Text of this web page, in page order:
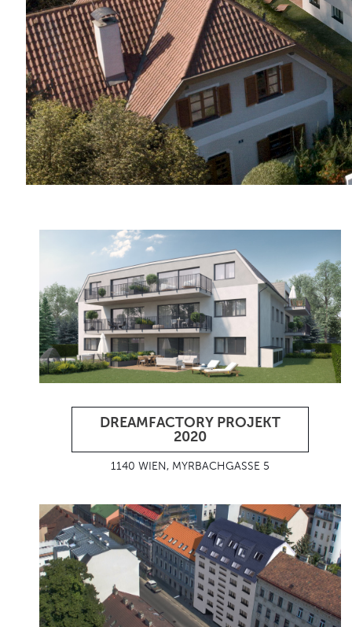
DREAMFACTORY PROJEKT
2020
1140 WIEN, MYRBACHGASSE 5